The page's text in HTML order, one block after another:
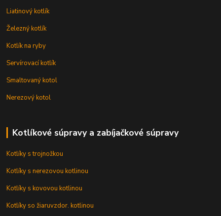
Liatinový kotlík
Železný kotlík
Kotlík na ryby
Servírovací kotlík
Smaltovaný kotol
Nerezový kotol
Kotlíkové súpravy a zabíjačkové súpravy
Kotlíky s trojnožkou
Kotlíky s nerezovou kotlinou
Kotlíky s kovovou kotlinou
Kotlíky so žiaruvzdor. kotlinou